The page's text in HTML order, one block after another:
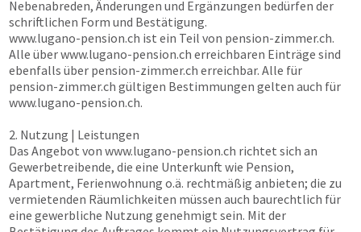
Nebenabreden, Änderungen und Ergänzungen bedürfen der
schriftlichen Form und Bestätigung.
www.lugano-pension.ch ist ein Teil von pension-zimmer.ch.
Alle überwww.lugano-pension.ch erreichbaren Einträge sind
ebenfalls über pension-zimmer.ch erreichbar. Alle für
pension-zimmer.ch gültigen Bestimmungen gelten auch für
www.lugano-pension.ch.
2. Nutzung | Leistungen
Das Angebot von www.lugano-pension.ch richtet sich an
Gewerbetreibende, die eine Unterkunft wie Pension,
Apartment, Ferienwohnung o.ä. rechtmäßig anbieten; die zu
vermietenden Räumlichkeiten müssen auch baurechtlich für
eine gewerbliche Nutzung genehmigt sein. Mit der